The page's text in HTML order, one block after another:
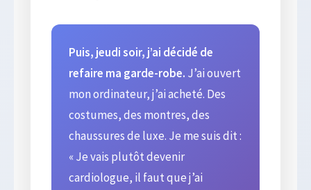
Puis, jeudi soir, j’ai décidé de
refaire ma garde-robe. J’ai ouvert
mon ordinateur, j’ai acheté. Des
costumes, des montres, des
chaussures de luxe. Je me suis dit :
« Je vais plutôt devenir
cardiologue, il faut que j’ai